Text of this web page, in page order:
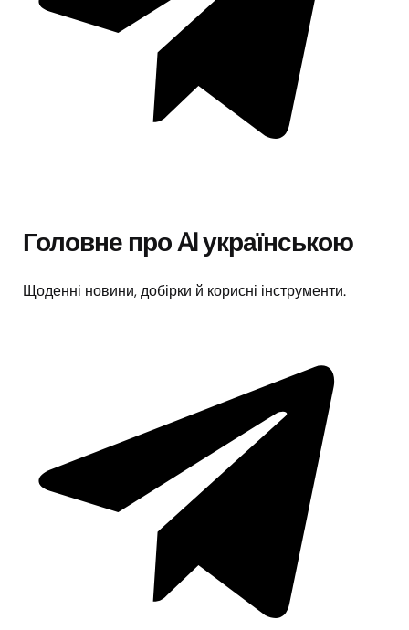
Головне про AI українською
Щоденні новини, добірки й корисні інструменти.